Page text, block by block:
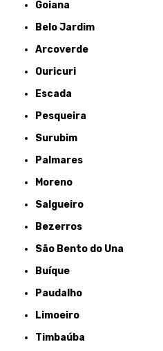
Goiana
Belo Jardim
Arcoverde
Ouricuri
Escada
Pesqueira
Surubim
Palmares
Moreno
Salgueiro
Bezerros
São Bento do Una
Buíque
Paudalho
Limoeiro
Timbaúba